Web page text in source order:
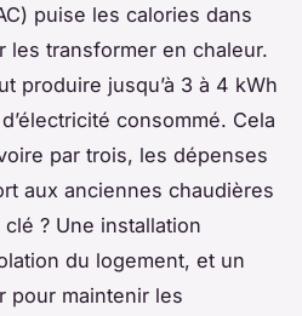
puise les calories dans
les transformer en chaleur.
produire jusqu’à 3 à 4 kWh
consommé. Cela
par trois, les dépenses
aux anciennes chaudières
? Une installation
du logement, et un
pour maintenir les